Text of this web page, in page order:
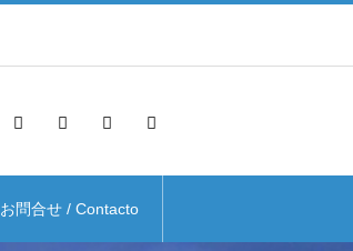
お問合せ / Contacto